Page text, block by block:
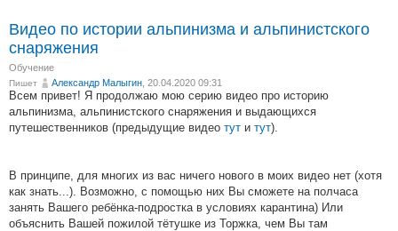
Видео по истории альпинизма и альпинистского
снаряжения
Обучение
Пишет Александр Малыгин , 20.04.2020 09:31
Всем привет! Я продолжаю мою серию видео про историю
альпинизма, альпинистского снаряжения и выдающихся
путешественников (предыдущие видео тут и тут).
В принципе, для многих из вас ничего нового в моих видео нет (хотя
как знать...). Возможно, с помощью них Вы сможете на полчаса
занять Вашего ребёнка-подростка в условиях карантина) Или
объяснить Вашей пожилой тётушке из Торжка, чем Вы там